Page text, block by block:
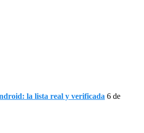
la lista real y verificada 6 de